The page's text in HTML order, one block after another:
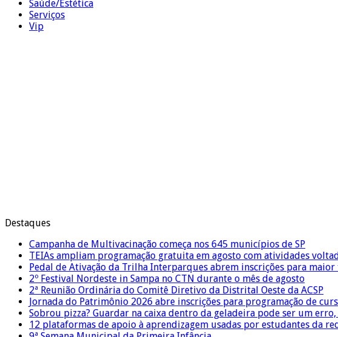
Saúde/Estética
Serviços
Vip
Destaques
Campanha de Multivacinação começa nos 645 municípios de SP
TEIAs ampliam programação gratuita em agosto com atividades
Pedal de Ativação da Trilha Interparques abrem inscrições para maior
2º Festival Nordeste in Sampa no CTN durante o mês de agosto
2ª Reunião Ordinária do Comitê Diretivo da Distrital Oeste da ACSP
Jornada do Patrimônio 2026 abre inscrições para programação de
Sobrou pizza? Guardar na caixa dentro da geladeira pode ser um
12 plataformas de apoio à aprendizagem usadas por estudantes da